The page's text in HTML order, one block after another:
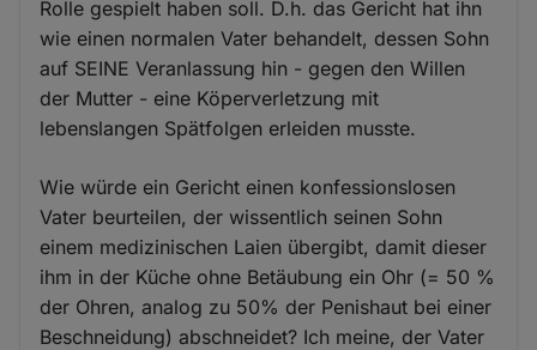
Rolle gespielt haben soll. D.h. das Gericht hat ihn
wie einen normalen Vater behandelt, dessen Sohn
auf SEINE Veranlassung hin - gegen den Willen
der Mutter - eine Köperverletzung mit
lebenslangen Spätfolgen erleiden musste.
Wie würde ein Gericht einen konfessionslosen
Vater beurteilen, der wissentlich seinen Sohn
einem medizinischen Laien übergibt, damit dieser
ihm in der Küche ohne Betäubung ein Ohr (= 50 %
der Ohren, analog zu 50% der Penishaut bei einer
Beschneidung) abschneidet? Ich meine, der Vater